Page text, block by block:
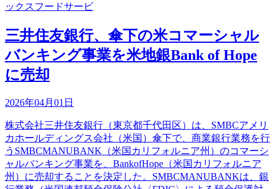
ックスフードサービ
三井住友銀行、傘下の米コマーシャル
バンキング事業を米地銀Bank of Hope
に売却
2026年04月01日
株式会社三井住友銀行（東京都千代田区）は、SMBCアメリ
カホールディングス会社（米国）傘下で、商業銀行業務を行
うSMBCMANUBANK（米国カリフォルニア州）のコマーシ
ャルバンキング事業を、BankofHope（米国カリフォルニア
州）に売却することを決定した。SMBCMANUBANKは、銀